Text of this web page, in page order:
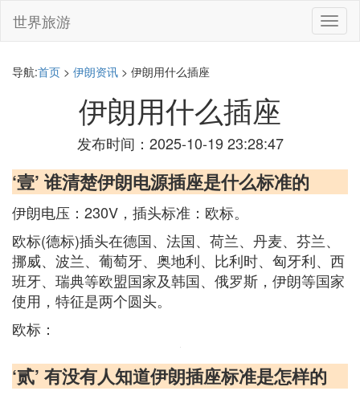
切
换
世界旅游
导航:首页 > 伊朗资讯 > 伊朗用什么插座
伊朗用什么插座
发布时间：2025-10-19 23:28:47
‘壹’ 谁清楚伊朗电源插座是什么标准的
伊朗电压：230V，插头标准：欧标。
欧标(德标)插头在德国、法国、荷兰、丹麦、芬兰、
挪威、波兰、葡萄牙、奥地利、比利时、匈牙利、西
班牙、瑞典等欧盟国家及韩国、俄罗斯，伊朗等国家
使用，特征是两个圆头。
欧标：
‘贰’ 有没有人知道伊朗插座标准是怎样的